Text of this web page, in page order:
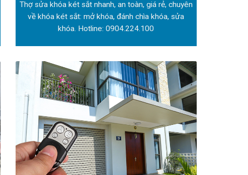
Thợ sửa khóakét sắt nhanh, an toàn, giá rẻ, chuyên
về khóa két sắt: mở khóa, đánh chìa khóa, sửa
khóa. Hotline:0904.224.100